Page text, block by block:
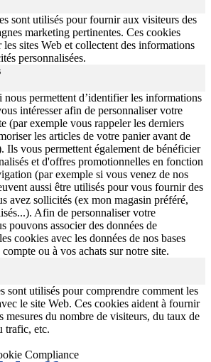
sont utilisés pour fournir aux visiteurs des
marketing pertinentes. Ces cookies
sites Web et collectent des informations
personnalisées.
permettent d’identifier les informations
intéresser afin de personnaliser votre
(par exemple vous rappeler les derniers
les articles de votre panier avant de
Ils vous permettent également de bénéficier
et d'offres promotionnelles en fonction
(par exemple si vous venez de nos
aussi être utilisés pour vous fournir des
avez sollicités (ex mon magasin préféré,
Afin de personnaliser votre
pouvons associer des données de
cookies avec les données de nos bases
ou à vos achats sur notre site.
sont utilisés pour comprendre comment les
le site Web. Ces cookies aident à fournir
mesures du nombre de visiteurs, du taux de
trafic, etc.
Compliance